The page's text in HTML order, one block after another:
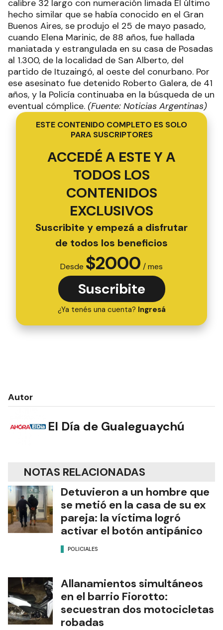
calibre 32 largo con numeración limada El último
hecho similar que se había conocido en el Gran
Buenos Aires, se produjo el 25 de mayo pasado,
cuando Elena Marinic, de 88 años, fue hallada
maniatada y estrangulada en su casa de Posadas
al 1.300, de la localidad de San Alberto, del
partido de Ituzaingó, al oeste del conurbano. Por
ese asesinato fue detenido Roberto Galera, de 41
años, y la Policía continuaba en la búsqueda de un
eventual cómplice. (Fuente: Noticias Argentinas)
ESTE CONTENIDO COMPLETO ES SOLO
PARA SUSCRIPTORES
ACCEDÉ A ESTE Y A
TODOS LOS
CONTENIDOS
EXCLUSIVOS
Suscribite y empezá a disfrutar
de todos los beneficios
Desde $2000 / mes
Suscribite
¿Ya tenés una cuenta? Ingresá
Autor
El Día de Gualeguaychú
NOTAS RELACIONADAS
Detuvieron a un hombre que
se metió en la casa de su ex
pareja: la víctima logró
activar el botón antipánico
POLICIALES
Allanamientos simultáneos
en el barrio Fiorotto:
secuestran dos motocicletas
robadas